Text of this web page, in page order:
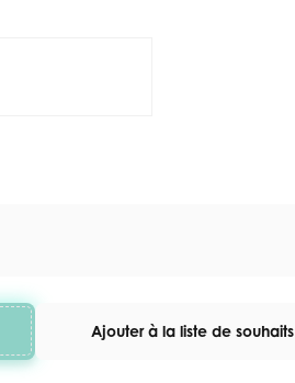
Ajouter à la liste de souhaits